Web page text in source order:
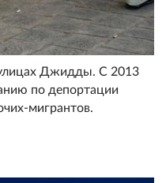
Джидды. С 2013
по депортации
мигрантов.